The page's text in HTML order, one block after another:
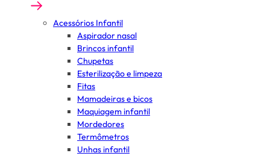
Acessórios Infantil
Aspirador nasal
Brincos infantil
Chupetas
Esterilização e limpeza
Fitas
Mamadeiras e bicos
Maquiagem infantil
Mordedores
Termômetros
Unhas infantil